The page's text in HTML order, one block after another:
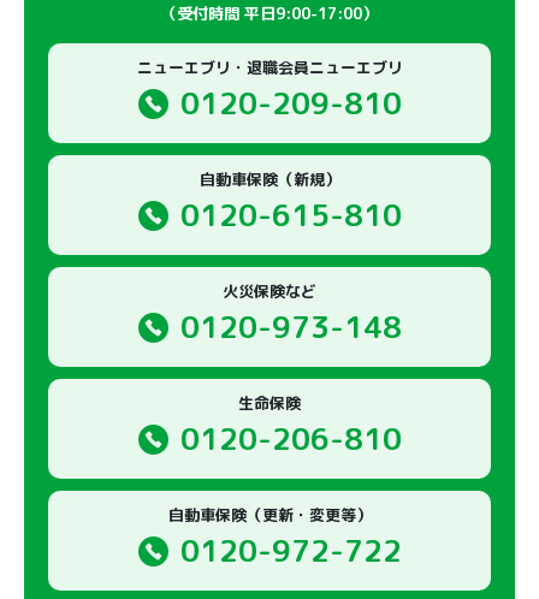
（受付時間 平日9:00-17:00）
ニューエブリ・退職会員ニューエブリ
0120-209-810
自動車保険（新規）
0120-615-810
火災保険など
0120-973-148
生命保険
0120-206-810
自動車保険（更新・変更等）
0120-972-722